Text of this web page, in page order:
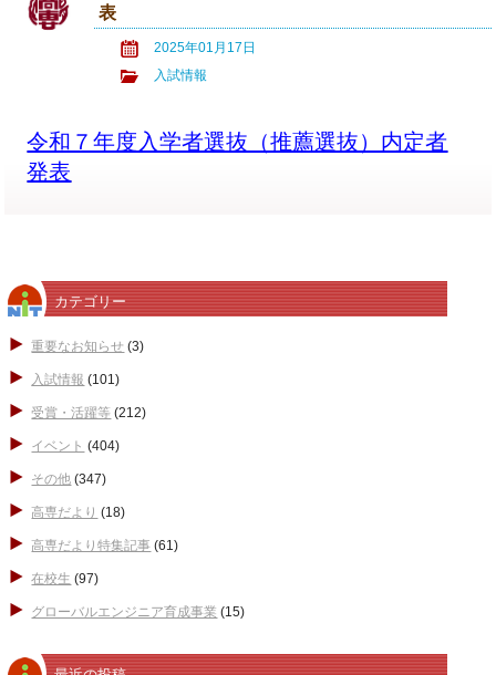
表
2025年01月17日
入試情報
令和７年度入学者選抜（推薦選抜）内定者
発表
カテゴリー
重要なお知らせ (3)
入試情報 (101)
受賞・活躍等 (212)
イベント (404)
その他 (347)
高専だより (18)
高専だより特集記事 (61)
在校生 (97)
グローバルエンジニア育成事業 (15)